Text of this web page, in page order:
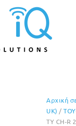
Αρχική
UK) /
TY CH-R